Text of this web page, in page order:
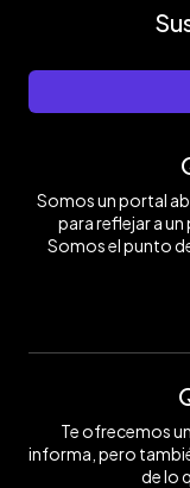
Somos un portal
para reflejar a un
Somos el punto
Te ofrecemos
informa, pero
de lo